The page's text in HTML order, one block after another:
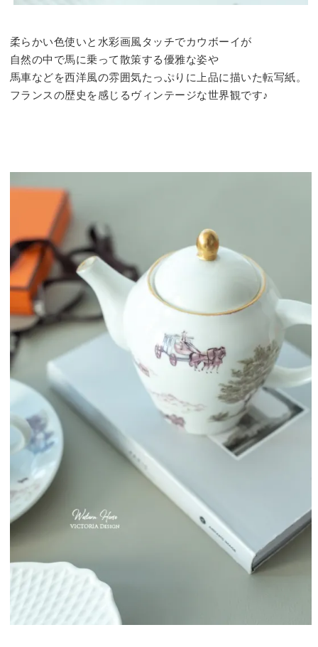
柔らかい色使いと水彩画風タッチでカウボーイが
自然の中で馬に乗って散策する優雅な姿や
馬車などを西洋風の雰囲気たっぷりに上品に描いた転写紙。
フランスの歴史を感じるヴィンテージな世界観です♪